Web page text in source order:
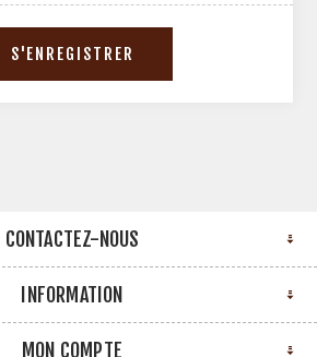
CONTACTEZ-NOUS
INFORMATION
MON COMPTE